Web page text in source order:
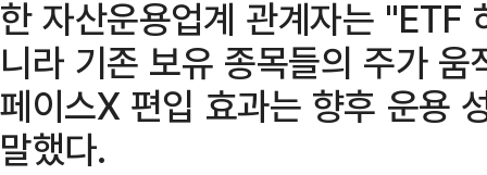
한 자산운용업계 관계자는 "ETF
니라 기존 보유 종목들의 주가
페이스X 편입 효과는 향후 운용
말했다.